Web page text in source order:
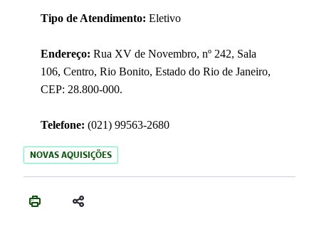
Tipo de Atendimento: Eletivo
Endereço: Rua XV de Novembro, nº 242, Sala
106, Centro, Rio Bonito, Estado do Rio de Janeiro,
CEP: 28.800-000.
Telefone: (021) 99563-2680
NOVAS AQUISIÇÕES